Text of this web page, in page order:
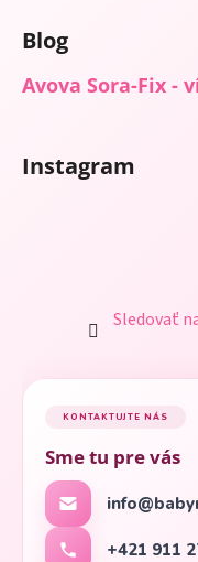
Blog
Avova Sora-Fix -
Instagram
Sledovať
KONTAKTUJTE NÁS
Sme tu pre vás
+421 911